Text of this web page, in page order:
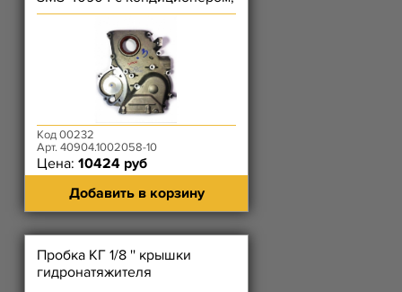
Hunter ЗМЗ-40904 ЕВРО-3 с
Код 00232
Арт. 40904.1002058-10
Цена: 10424 руб
Добавить в корзину
Пробка КГ 1/8 '' крышки
гидронатяжителя